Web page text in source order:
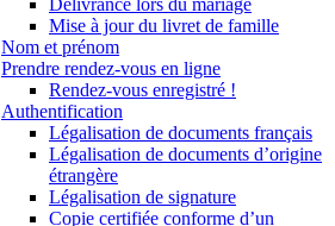
Délivrance lors du mariage
Mise à jour du livret de famille
Nom et prénom
Prendre rendez-vous en ligne
Rendez-vous enregistré !
Authentification
Légalisation de documents français
Légalisation de documents d’origine
étrangère
Légalisation de signature
Copie certifiée conforme d’un